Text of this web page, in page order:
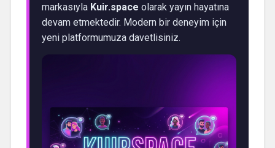
markasıyla Kuir.space olarak yayın hayatına
devam etmektedir. Modern bir deneyim için
yeni platformumuza davetlisiniz.